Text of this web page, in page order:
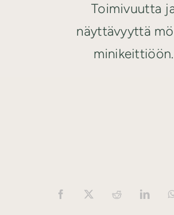
Toimivuutta
näyttävyyttä
minikeittiöön.